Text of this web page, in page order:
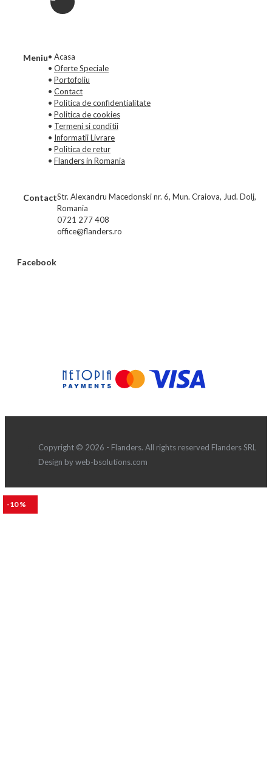
-10 %
Meniu• Acasa
• Oferte Speciale
• Portofoliu
• Contact
• Politica de confidentialitate
• Politica de cookies
• Termeni si conditii
• Informatii Livrare
• Politica de retur
• Flanders in Romania
ContactStr. Alexandru Macedonski nr. 6, Mun. Craiova, Jud. Dolj,
Romania
0721 277 408
office@flanders.ro
Facebook
Copyright © 2026 - Flanders. All rights reserved Flanders SRL
Design by web-bsolutions.com